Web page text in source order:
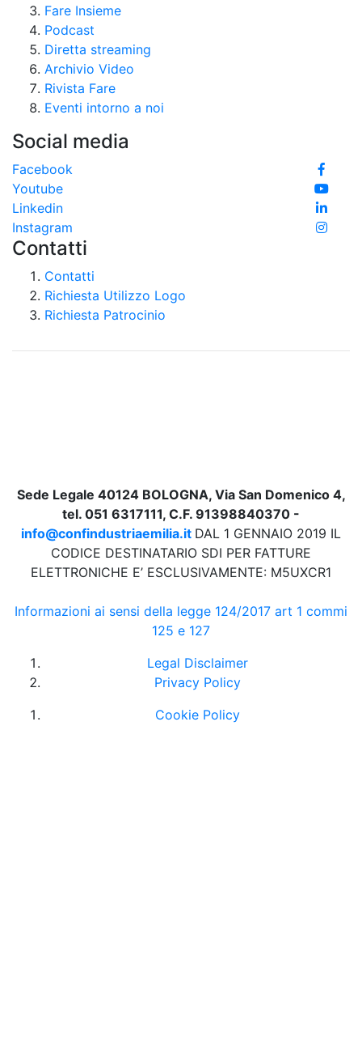
Fare Insieme
Podcast
Diretta streaming
Archivio Video
Rivista Fare
Eventi intorno a noi
Social media
Facebook
Youtube
Linkedin
Instagram
Contatti
Contatti
Richiesta Utilizzo Logo
Richiesta Patrocinio
Sede Legale 40124 BOLOGNA, Via San Domenico 4,
tel. 051 6317111, C.F. 91398840370 -
info@confindustriaemilia.it DAL 1 GENNAIO 2019 IL
CODICE DESTINATARIO SDI PER FATTURE
ELETTRONICHE E’ ESCLUSIVAMENTE: M5UXCR1
Informazioni ai sensi della legge 124/2017 art 1 commi
125 e 127
Legal Disclaimer
Privacy Policy
Cookie Policy